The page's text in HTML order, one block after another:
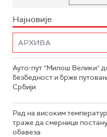
Најновије
Ауто-пут "Милош Велики"
безбедност и брже
Србији
Рад на високим
траже да смернице
обавеза